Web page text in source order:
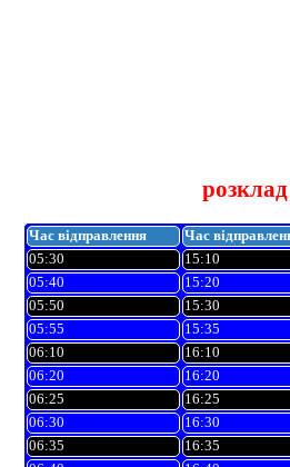
Час відправлення
Час
05:30
15:10
05:40
15:20
05:50
15:30
05:55
15:35
06:10
16:10
06:20
16:20
06:25
16:25
06:30
16:30
06:35
16:35